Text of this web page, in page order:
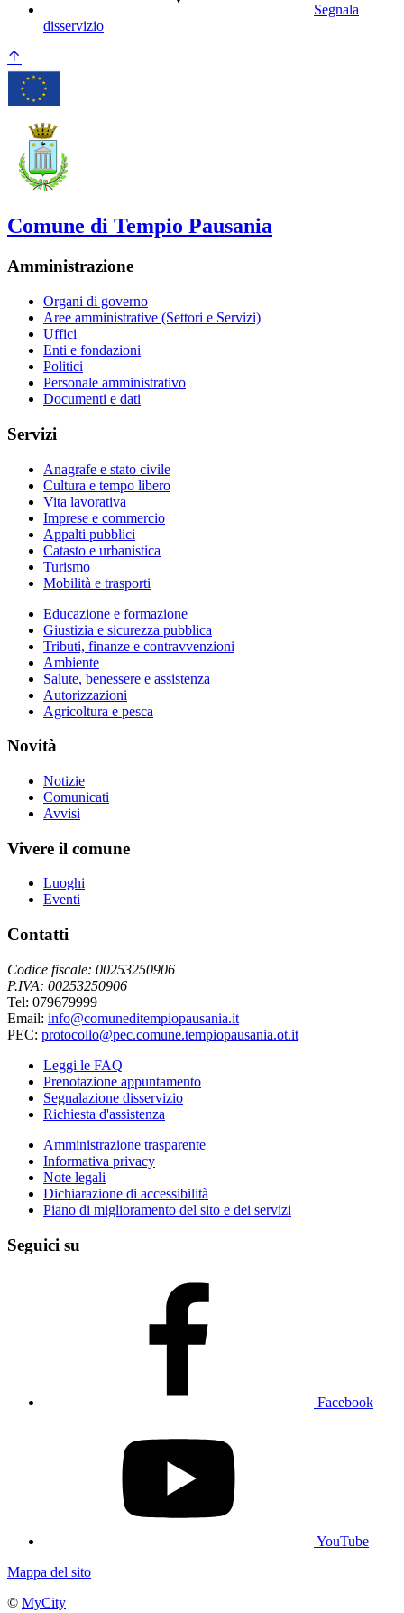
Segnala
disservizio
Comune di Tempio Pausania
Amministrazione
Organi di governo
Aree amministrative (Settori e Servizi)
Uffici
Enti e fondazioni
Politici
Personale amministrativo
Documenti e dati
Servizi
Anagrafe e stato civile
Cultura e tempo libero
Vita lavorativa
Imprese e commercio
Appalti pubblici
Catasto e urbanistica
Turismo
Mobilità e trasporti
Educazione e formazione
Giustizia e sicurezza pubblica
Tributi, finanze e contravvenzioni
Ambiente
Salute, benessere e assistenza
Autorizzazioni
Agricoltura e pesca
Novità
Notizie
Comunicati
Avvisi
Vivere il comune
Luoghi
Eventi
Contatti
Codice fiscale: 00253250906
P.IVA: 00253250906
Tel: 079679999
Email: info@comuneditempiopausania.it
PEC: protocollo@pec.comune.tempiopausania.ot.it
Leggi le FAQ
Prenotazione appuntamento
Segnalazione disservizio
Richiesta d'assistenza
Amministrazione trasparente
Informativa privacy
Note legali
Dichiarazione di accessibilità
Piano di miglioramento del sito e dei servizi
Seguici su
Facebook
YouTube
Mappa del sito
© MyCity